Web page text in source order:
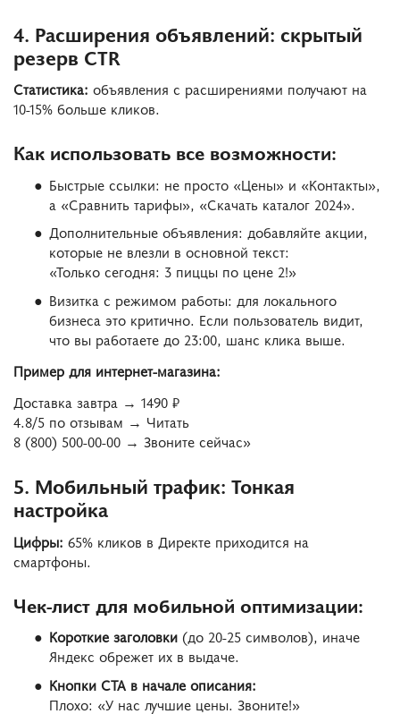
4. Расширения объявлений: скрытый
резерв CTR
Статистика: объявления с расширениями получают на
10-15% больше кликов.
Как использовать все возможности:
Быстрые ссылки: не просто «Цены» и «Контакты»,
а «Сравнить тарифы», «Скачать каталог 2024».
Дополнительные объявления: добавляйте акции,
которые не влезли в основной текст:
«Только сегодня: 3 пиццы по цене 2!»
Визитка с режимом работы: для локального
бизнеса это критично. Если пользователь видит,
что вы работаете до 23:00, шанс клика выше.
Пример для интернет-магазина:
Доставка завтра → 1490 ₽
4.8/5 по отзывам → Читать
8 (800) 500-00-00 → Звоните сейчас»
5. Мобильный трафик: Тонкая
настройка
Цифры: 65% кликов в Директе приходится на
смартфоны.
Чек-лист для мобильной оптимизации:
Короткие заголовки (до 20-25 символов), иначе
Яндекс обрежет их в выдаче.
Кнопки CTA в начале описания:
Плохо: «У нас лучшие цены. Звоните!»